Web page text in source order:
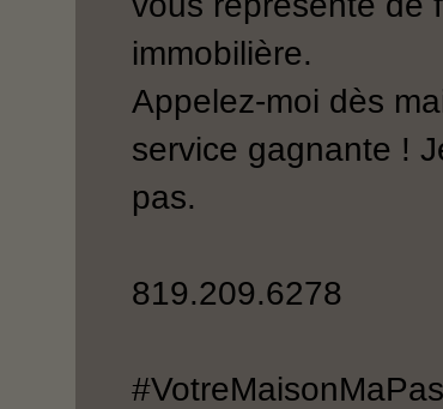
immobilière.
Appelez-moi dès
service gagnante !
pas.
819.209.6278